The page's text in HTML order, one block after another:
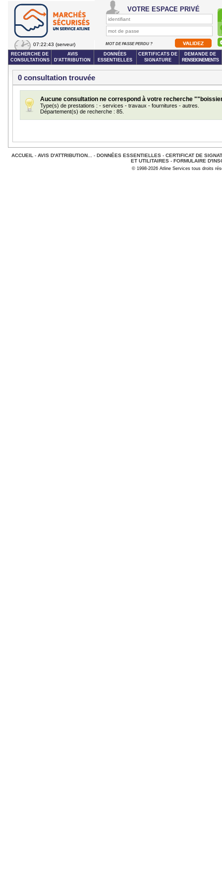
07:22:43 (serveur)
VOTRE ESPACE PRIVÉ
MOT DE PASSE PERDU ?
RECHERCHE DE
CONSULTATIONS
AVIS
D'ATTRIBUTION
DONNÉES
ESSENTIELLES
CERTIFICATS DE
SIGNATURE
DEMANDE DE
RENSEIGNEMENTS
0 consultation trouvée
Aucune consultation ne correspond à votre recherche
Type(s) de prestations : - services - travaux - fournitures - autres.
Département(s) de recherche : 85.
ACCUEIL - AVIS D'ATTRIBUTION... - DONNÉES ESSENTIELLES- CERTIFICAT DE
ET UTILITAIRES - FORMULAIRE
© 1998-2026 Atline Services tous droits